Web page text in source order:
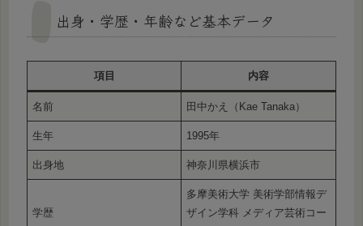
出身・学歴・年齢など基本データ
項目 内容
名前 田中かえ（Kae Tanaka）
生年 1995年
出身地 神奈川県横浜市
学歴
多摩美術大学 美術学部情報デ
ザイン学科 メディア芸術コー